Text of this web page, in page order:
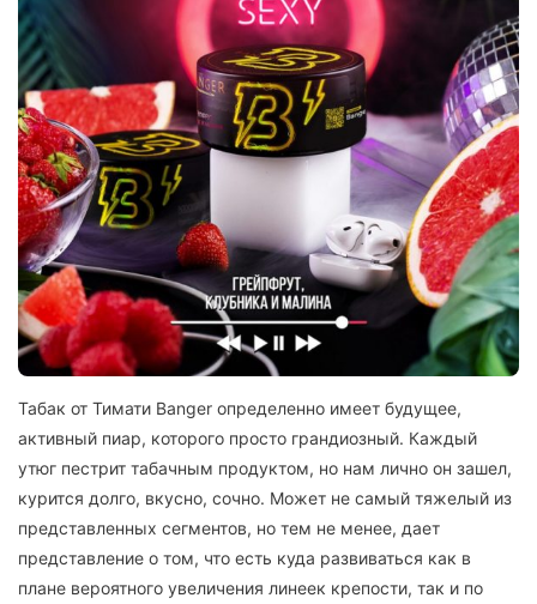
Табак от Тимати Banger определенно имеет будущее,
активный пиар, которого просто грандиозный. Каждый
утюг пестрит табачным продуктом, но нам лично он зашел,
курится долго, вкусно, сочно. Может не самый тяжелый из
представленных сегментов, но тем не менее, дает
представление о том, что есть куда развиваться как в
плане вероятного увеличения линеек крепости, так и по